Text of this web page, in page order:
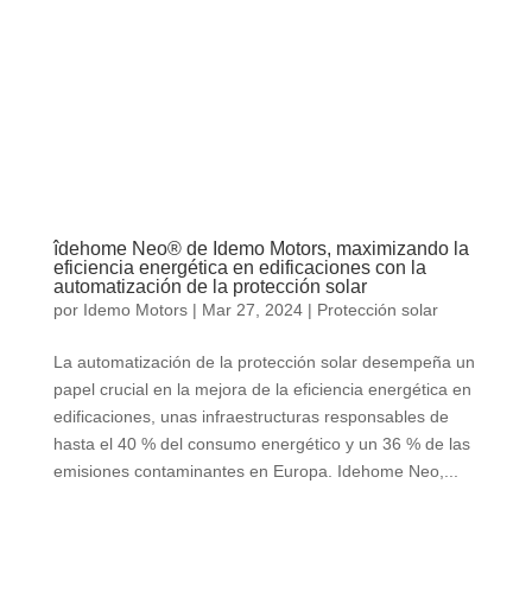
îdehome Neo® de Idemo Motors, maximizando la
eficiencia energética en edificaciones con la
automatización de la protección solar
por Idemo Motors| Mar 27, 2024| Protección solar
La automatización de la protección solar desempeña un
papel crucial en la mejora de la eficiencia energética en
edificaciones, unas infraestructuras responsables de
hasta el 40 % del consumo energético y un 36 % de las
emisiones contaminantes en Europa. Idehome Neo,...